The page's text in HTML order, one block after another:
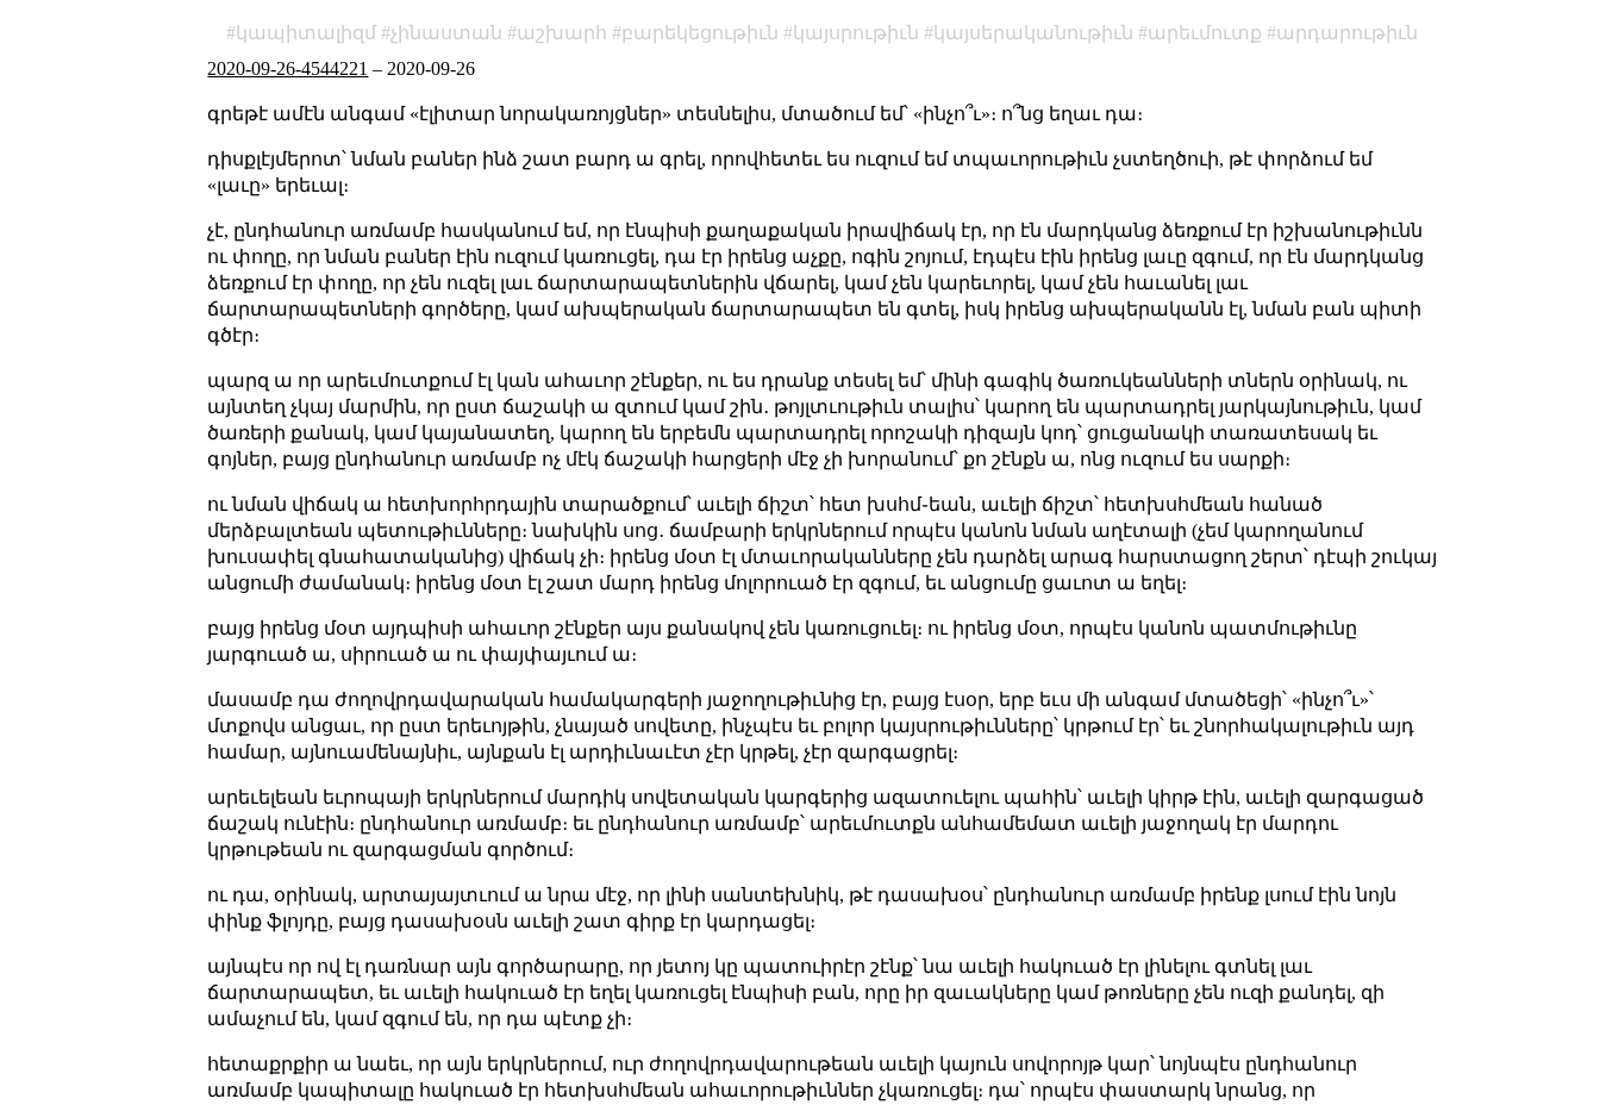
կապիտալիզմ չինաստան աշխարհ բարեկեցութիւն կայսրութիւն կայսերականութիւն արեւմուտք
արդարութիւն
2020-09-26-4544221 – 2020-09-26
գրեթէ ամէն անգամ «էլիտար նորակառոյցներ» տեսնելիս, մտածում եմ՝ «ինչո՞ւ»։ ո՞նց եղաւ դա։
դիսքլէյմերոտ՝ նման բաներ ինձ շատ բարդ ա գրել, որովհետեւ ես ուզում եմ տպաւորութիւն չստեղծուի, թէ փորձում եմ
«լաւը» երեւալ։
չէ, ընդհանուր առմամբ հասկանում եմ, որ էնպիսի քաղաքական իրավիճակ էր, որ էն մարդկանց ձեռքում էր իշխանութիւնն
ու փողը, որ նման բաներ էին ուզում կառուցել, դա էր իրենց աչքը, ոգին շոյում, էդպէս էին իրենց լաւը զգում, որ էն մարդկանց
ձեռքում էր փողը, որ չեն ուզել լաւ ճարտարապետներին վճարել, կամ չեն կարեւորել, կամ չեն հաւանել լաւ
ճարտարապետների գործերը, կամ ախպերական ճարտարապետ են գտել, իսկ իրենց ախպերականն էլ, նման բան պիտի
գծէր։
պարզ ա որ արեւմուտքում էլ կան ահաւոր շէնքեր, ու ես դրանք տեսել եմ՝ մինի գագիկ ծառուկեանների տներն օրինակ, ու
այնտեղ չկայ մարմին, որ ըստ ճաշակի ա զտում կամ շին․ թոյլտւութիւն տալիս՝ կարող են պարտադրել յարկայնութիւն, կամ
ծառերի քանակ, կամ կայանատեղ, կարող են երբեմն պարտադրել որոշակի դիզայն կոդ՝ ցուցանակի տառատեսակ եւ
գոյներ, բայց ընդհանուր առմամբ ոչ մէկ ճաշակի հարցերի մէջ չի խորանում՝ քո շէնքն ա, ոնց ուզում ես սարքի։
ու նման վիճակ ա հետխորհրդային տարածքում՝ աւելի ճիշտ՝ հետ խսհմ֊եան, աւելի ճիշտ՝ հետխսհմեան հանած
մերձբալտեան պետութիւնները։ նախկին սոց․ ճամբարի երկրներում որպէս կանոն նման աղէտալի (չեմ կարողանում
խուսափել գնահատականից) վիճակ չի։ իրենց մօտ էլ մտաւորականները չեն դարձել արագ հարստացող շերտ՝ դէպի շուկայ
անցումի ժամանակ։ իրենց մօտ էլ շատ մարդ իրենց մոլորուած էր զգում, եւ անցումը ցաւոտ ա եղել։
բայց իրենց մօտ այդպիսի ահաւոր շէնքեր այս քանակով չեն կառուցուել։ ու իրենց մօտ, որպէս կանոն պատմութիւնը
յարգուած ա, սիրուած ա ու փայփայւում ա։
մասամբ դա ժողովրդավարական համակարգերի յաջողութիւնից էր, բայց էսօր, երբ եւս մի անգամ մտածեցի՝ «ինչո՞ւ»՝
մտքովս անցաւ, որ ըստ երեւոյթին, չնայած սովետը, ինչպէս եւ բոլոր կայսրութիւնները՝ կրթում էր՝ եւ շնորհակալութիւն այդ
համար, այնուամենայնիւ, այնքան էլ արդիւնաւէտ չէր կրթել, չէր զարգացրել։
արեւելեան եւրոպայի երկրներում մարդիկ սովետական կարգերից ազատուելու պահին՝ աւելի կիրթ էին, աւելի զարգացած
ճաշակ ունէին։ ընդհանուր առմամբ։ եւ ընդհանուր առմամբ՝ արեւմուտքն անհամեմատ աւելի յաջողակ էր մարդու
կրթութեան ու զարգացման գործում։
ու դա, օրինակ, արտայայտւում ա նրա մէջ, որ լինի սանտեխնիկ, թէ դասախօս՝ ընդհանուր առմամբ իրենք լսում էին նոյն
փինք ֆլոյդը, բայց դասախօսն աւելի շատ գիրք էր կարդացել։
այնպէս որ ով էլ դառնար այն գործարարը, որ յետոյ կը պատուիրէր շէնք՝ նա աւելի հակուած էր լինելու գտնել լաւ
ճարտարապետ, եւ աւելի հակուած էր եղել կառուցել էնպիսի բան, որը իր զաւակները կամ թոռները չեն ուզի քանդել, զի
ամաչում են, կամ զգում են, որ դա պէտք չի։
հետաքրքիր ա նաեւ, որ այն երկրներում, ուր ժողովրդավարութեան աւելի կայուն սովորոյթ կար՝ նոյնպէս ընդհանուր
առմամբ կապիտալը հակուած էր հետխսհմեան ահաւորութիւններ չկառուցել։ դա՝ որպէս փաստարկ նրանց, որ